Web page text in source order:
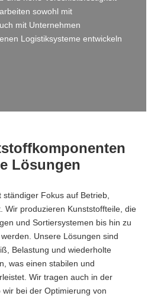
sowohl mit
mit Unternehmen
Logistiksysteme entwickeln
Lösungen
Fokus auf Betrieb,
Wir produzieren Kunststoffteile, die
und Sortiersystemen bis hin zu
Unsere Lösungen sind
Belastung und wiederholte
was einen stabilen und
Wir tragen auch in der
bei der Optimierung von